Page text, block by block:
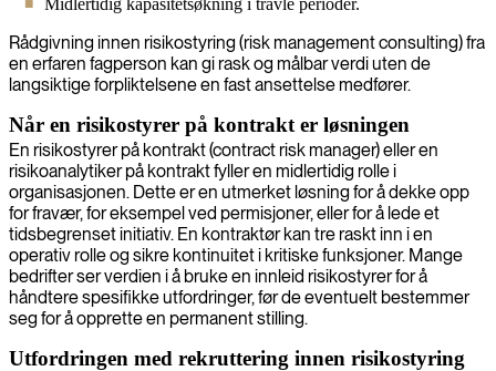
Rådgivning innen risikostyring (risk management consulting) fra
en erfaren fagperson kan gi rask og målbar verdi uten de
langsiktige forpliktelsene en fast ansettelse medfører.
Når en risikostyrer på kontrakt er løsningen
En risikostyrer på kontrakt (contract risk manager) eller en
risikoanalytiker på kontrakt fyller en midlertidig rolle i
organisasjonen. Dette er en utmerket løsning for å dekke opp
for fravær, for eksempel ved permisjoner, eller for å lede et
tidsbegrenset initiativ. En kontraktør kan tre raskt inn i en
operativ rolle og sikre kontinuitet i kritiske funksjoner. Mange
bedrifter ser verdien i å bruke en innleid risikostyrer for å
håndtere spesifikke utfordringer, før de eventuelt bestemmer
seg for å opprette en permanent stilling.
Utfordringen med rekruttering innen risikostyring